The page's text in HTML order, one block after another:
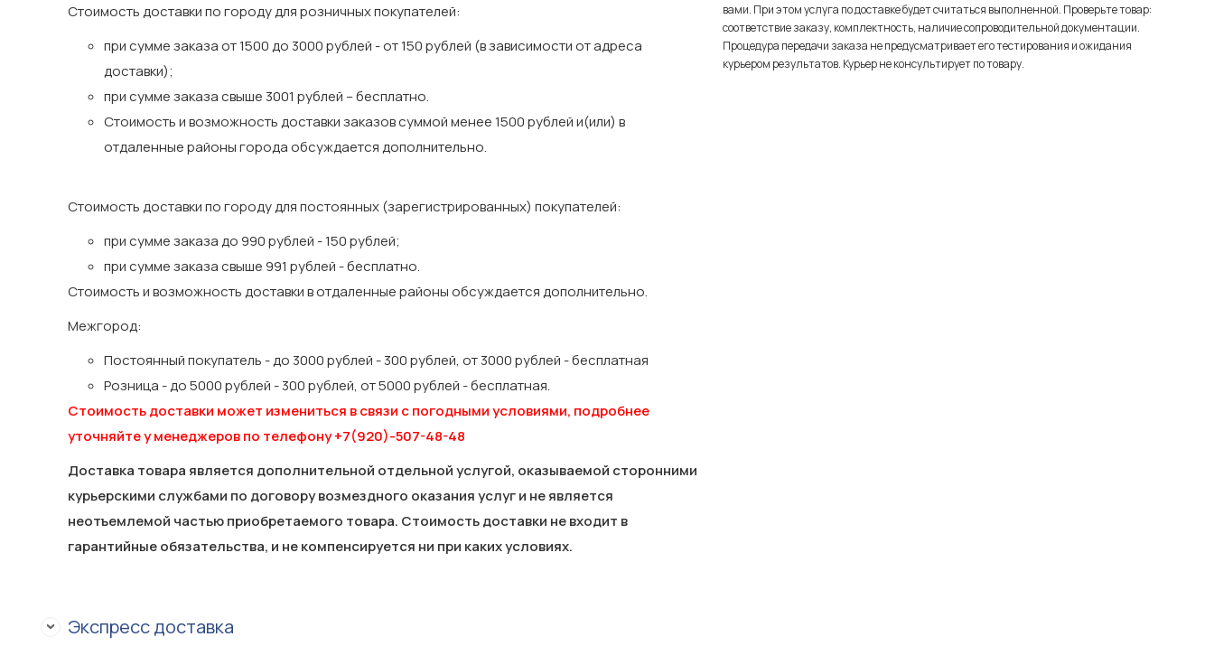
Стоимость доставки по городу для розничных покупателей:
при сумме заказа от 1500 до 3000 рублей - от 150 рублей (в зависимости от адреса
доставки);
при сумме заказа свыше 3001 рублей – бесплатно.
Стоимость и возможность доставки заказов суммой менее 1500 рублей и(или) в
отдаленные районы города обсуждается дополнительно.
Стоимость доставки по городу для постоянных (зарегистрированных) покупателей:
при сумме заказа до 990 рублей - 150 рублей;
при сумме заказа свыше 991 рублей - бесплатно.
Стоимость и возможность доставки в отдаленные районы обсуждается дополнительно.
Межгород:
Постоянный покупатель - до 3000 рублей - 300 рублей, от 3000 рублей - бесплатная
Розница - до 5000 рублей - 300 рублей, от 5000 рублей - бесплатная.
Стоимость доставки может измениться в связи с погодными условиями, подробнее
уточняйте у менеджеров по телефону +7(920)-507-48-48
Доставка товара является дополнительной отдельной услугой, оказываемой сторонними
курьерскими службами по договору возмездного оказания услуг и не является
неотъемлемой частью приобретаемого товара. Стоимость доставки не входит в
гарантийные обязательства, и не компенсируется ни при каких условиях.
вами. При этом услуга по доставке будет считаться выполненной. Проверьте товар:
соответствие заказу, комплектность, наличие сопроводительной документации.
Процедура передачи заказа не предусматривает его тестирования и ожидания
курьером результатов. Курьер не консультирует по товару.
Экспресс доставка